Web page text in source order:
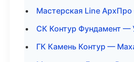
Мастерская Line
СК Контур Фундамент —
ГК Камень Контур —